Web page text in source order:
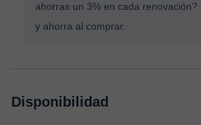
ahorras un 3% en cada
y ahorra al comprar.
Disponibilidad